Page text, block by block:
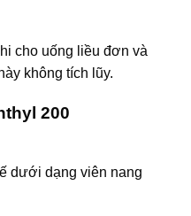
cho uống liều đơn và
không tích lũy.
200
dưới dạng viên nang